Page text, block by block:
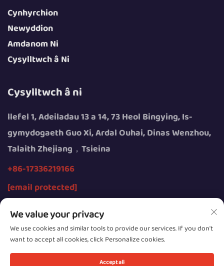
Cynhyrchion
Newyddion
Amdanom Ni
Cysylltwch â Ni
Cysylltwch â ni
llefel 1, Adeiladau 13 a 14, 73 Heol Bingying, Is-
gymydogaeth Guo Xi, Ardal Ouhai, Dinas Wenzhou,
Talaith Zhejiang，Tsieina
+86-17336219166
[email protected]
Hawlfraint © 2026 gan Wenzhou Youngsun Intelligent
Equipment Cyfyngedig
We value your privacy
We use cookies and similar tools to provide our services. If you don't
want to accept all cookies, click Personalize cookies.
Accept all